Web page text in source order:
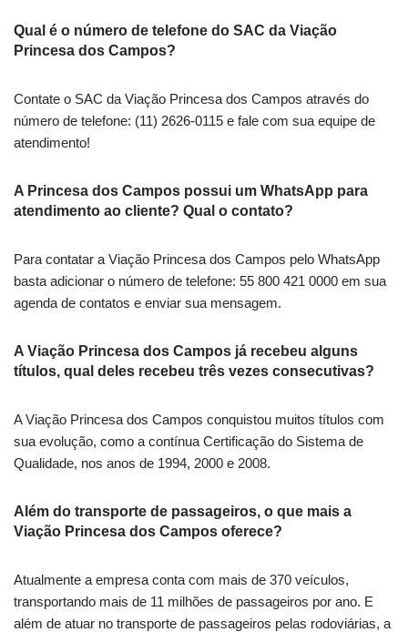
Qual é o número de telefone do SAC da Viação
Princesa dos Campos?
Contate o SAC da Viação Princesa dos Campos através do
número de telefone: (11) 2626-0115 e fale com sua equipe de
atendimento!
A Princesa dos Campos possui um WhatsApp para
atendimento ao cliente? Qual o contato?
Para contatar a Viação Princesa dos Campos pelo WhatsApp
basta adicionar o número de telefone: 55 800 421 0000 em sua
agenda de contatos e enviar sua mensagem.
A Viação Princesa dos Campos já recebeu alguns
títulos, qual deles recebeu três vezes consecutivas?
A Viação Princesa dos Campos conquistou muitos títulos com
sua evolução, como a contínua Certificação do Sistema de
Qualidade, nos anos de 1994, 2000 e 2008.
Além do transporte de passageiros, o que mais a
Viação Princesa dos Campos oferece?
Atualmente a empresa conta com mais de 370 veículos,
transportando mais de 11 milhões de passageiros por ano. E
além de atuar no transporte de passageiros pelas rodoviárias, a